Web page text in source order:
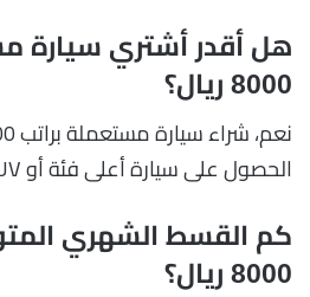
هل أقدر أشتري سيارة
8000 ريال؟
الحصول على سيارة أعلى فئة أو SUV بمواصفات جيدة.
كم القسط الشهري
8000 ريال؟